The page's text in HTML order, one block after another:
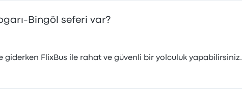
Bingöl seferi var?
giderken FlixBus ile rahat ve güvenli bir yolculuk yapabilirsiniz.